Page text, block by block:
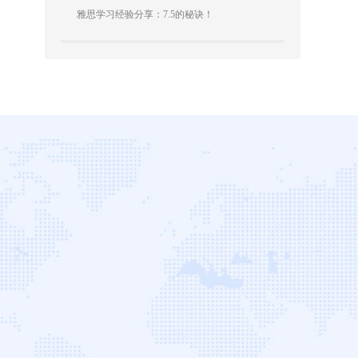
雅思学习经验分享：7.5的秘诀！